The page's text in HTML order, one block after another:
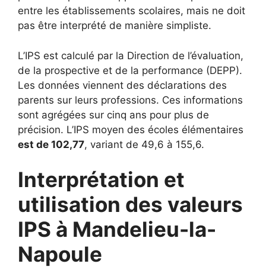
entre les établissements scolaires, mais ne doit
pas être interprété de manière simpliste.
L’IPS est calculé par la Direction de l’évaluation,
de la prospective et de la performance (DEPP).
Les données viennent des déclarations des
parents sur leurs professions. Ces informations
sont agrégées sur cinq ans pour plus de
précision. L’IPS moyen des écoles élémentaires
est de 102,77, variant de 49,6 à 155,6.
Interprétation et
utilisation des valeurs
IPS à Mandelieu-la-
Napoule